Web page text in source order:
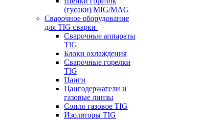
(гусаки) MIG/MAG
Сварочное оборудование
для TIG сварки
Сварочные аппараты
TIG
Блоки охлаждения
Сварочные горелки
TIG
Цанги
Цангодержатели и
газовые линзы
Сопло газовое TIG
Изоляторы TIG